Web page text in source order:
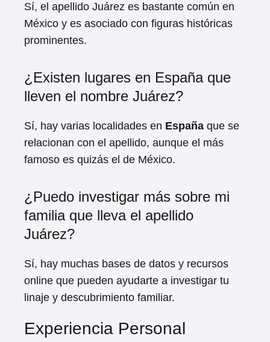
Sí, el apellido Juárez es bastante común en
México y es asociado con figuras históricas
prominentes.
¿Existen lugares en España que
lleven el nombre Juárez?
Sí, hay varias localidades en España que se
relacionan con el apellido, aunque el más
famoso es quizás el de México.
¿Puedo investigar más sobre mi
familia que lleva el apellido
Juárez?
Sí, hay muchas bases de datos y recursos
online que pueden ayudarte a investigar tu
linaje y descubrimiento familiar.
Experiencia Personal